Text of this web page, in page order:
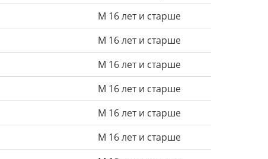
М 16 лет и старше
М 16 лет и старше
М 16 лет и старше
М 16 лет и старше
М 16 лет и старше
М 16 лет и старше